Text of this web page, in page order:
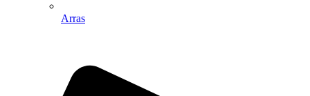
Arras